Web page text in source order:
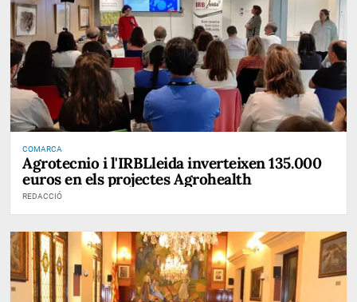
COMARCA
Agrotecnio i l'IRBLleida inverteixen 135.000
euros en els projectes Agrohealth
REDACCIÓ